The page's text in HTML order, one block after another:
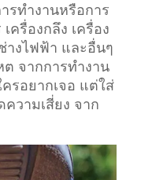
รทำงานหรือการ
ครื่องกลึง เครื่อง
างไฟฟ้า และอื่นๆ
ต จากการทำงาน
รอยากเจอ แต่ใส่
วามเสี่ยง จาก